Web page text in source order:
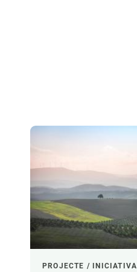
PROJECTE / INICIATIVA